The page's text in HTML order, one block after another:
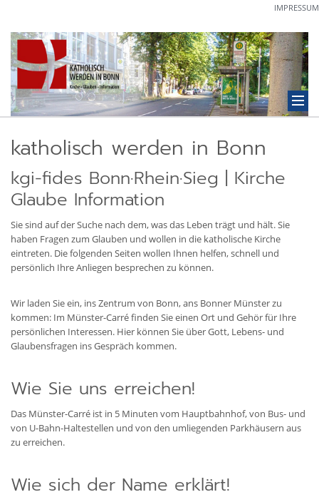
IMPRESSUM
katholisch werden in Bonn
kgi-fides Bonn·Rhein·Sieg | Kirche
Glaube Information
Sie sind auf der Suche nach dem, was das Leben trägt und hält. Sie
haben Fragen zum Glauben und wollen in die katholische Kirche
eintreten. Die folgenden Seiten wollen Ihnen helfen, schnell und
persönlich Ihre Anliegen besprechen zu können.
Wir laden Sie ein, ins Zentrum von Bonn, ans Bonner Münster zu
kommen: Im Münster-Carré finden Sie einen Ort und Gehör für Ihre
persönlichen Interessen. Hier können Sie über Gott, Lebens- und
Glaubensfragen ins Gespräch kommen.
Wie Sie uns erreichen!
Das Münster-Carré ist in 5 Minuten vom Hauptbahnhof, von Bus- und
von U-Bahn-Haltestellen und von den umliegenden Parkhäusern aus
zu erreichen.
Wie sich der Name erklärt!